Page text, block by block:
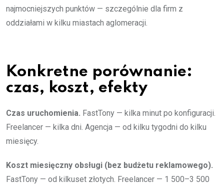
najmocniejszych punktów — szczególnie dla firm z
oddziałami w kilku miastach aglomeracji.
Konkretne porównanie:
czas, koszt, efekty
Czas uruchomienia. FastTony — kilka minut po konfiguracji.
Freelancer — kilka dni. Agencja — od kilku tygodni do kilku
miesięcy.
Koszt miesięczny obsługi (bez budżetu reklamowego).
FastTony — od kilkuset złotych. Freelancer — 1 500–3 500